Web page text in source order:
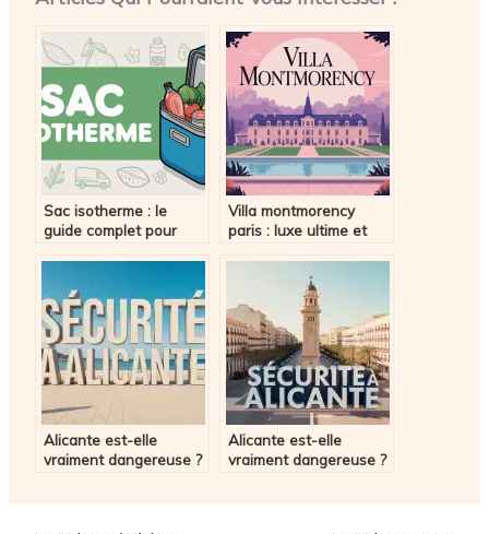
Sac isotherme : le
guide complet pour
Villa montmorency
paris : luxe ultime et
Alicante est-elle
vraiment dangereuse ?
Alicante est-elle
vraiment dangereuse ?